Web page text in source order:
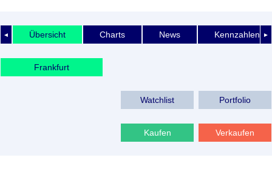
◄ ►
Übersicht Charts News Kennzahlen
Frankfurt
Watchlist Portfolio
Kaufen Verkaufen